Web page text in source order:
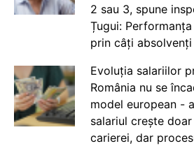
2 sau 3, spune
Țugui:
prin câți absolvenți
Evoluția salariilor
România nu se
model european -
salariul crește
carierei, dar